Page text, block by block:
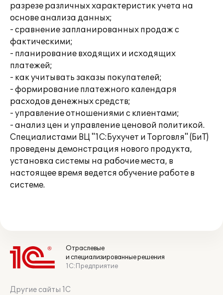
разрезе различных характеристик учета на
основе анализа данных;
- сравнение запланированных продаж с
фактическими;
- планирование входящих и исходящих
платежей;
- как учитывать заказы покупателей;
- формирование платежного календаря
расходов денежных средств;
- управление отношениями с клиентами;
- анализ цен и управление ценовой политикой.
Специалистами ВЦ "1С:Бухучет и Торговля" (БиТ)
проведены демонстрация нового продукта,
установка системы на рабочие места, в
настоящее время ведется обучение работе в
системе.
Отраслевые
и специализированные решения
1С:Предприятие
Другие сайты 1С